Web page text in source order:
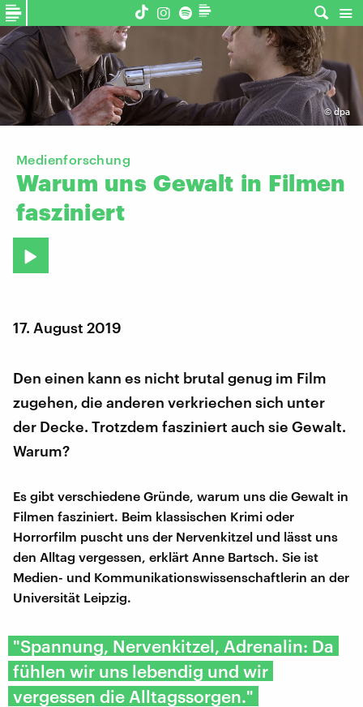
©dpa
Medienforschung
Warum uns Gewalt in Filmen
fasziniert
17. August 2019
Den einen kann es nicht brutal genug im Film
zugehen, die anderen verkriechen sich unter
der Decke. Trotzdem fasziniert auch sie Gewalt.
Warum?
Es gibt verschiedene Gründe, warum uns die Gewalt in
Filmen fasziniert. Beim klassischen Krimi oder
Horrorfilm puscht uns der Nervenkitzel und lässt uns
den Alltag vergessen, erklärt Anne Bartsch. Sie ist
Medien- und Kommunikationswissenschaftlerin an der
Universität Leipzig.
"Spannung, Nervenkitzel, Adrenalin: Da
fühlen wir uns lebendig und wir
vergessen die Alltagssorgen."